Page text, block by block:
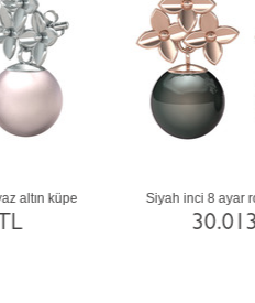
inci 14 ayar altın küpe